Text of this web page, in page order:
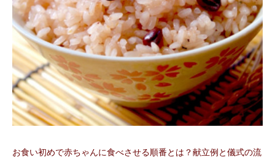
お食い初めで赤ちゃんに食べさせる順番とは？献立例と儀式の流